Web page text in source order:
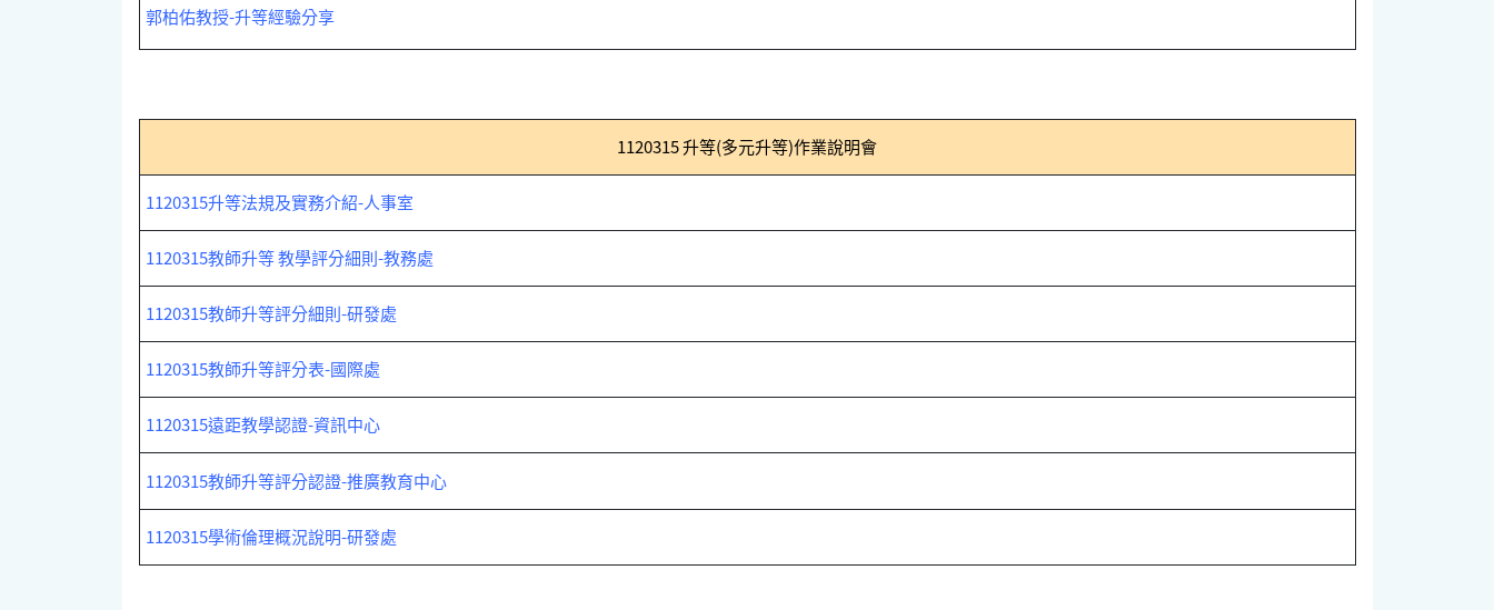
郭柏佑教授-升等經驗分享
1120315 升等(多元升等)作業說明會
1120315升等法規及實務介紹-人事室
1120315教師升等 教學評分細則-教務處
1120315教師升等評分細則-研發處
1120315教師升等評分表-國際處
1120315遠距教學認證-資訊中心
1120315教師升等評分認證-推廣教育中心
1120315學術倫理概況說明-研發處